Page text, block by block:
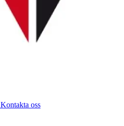
Kontakta oss